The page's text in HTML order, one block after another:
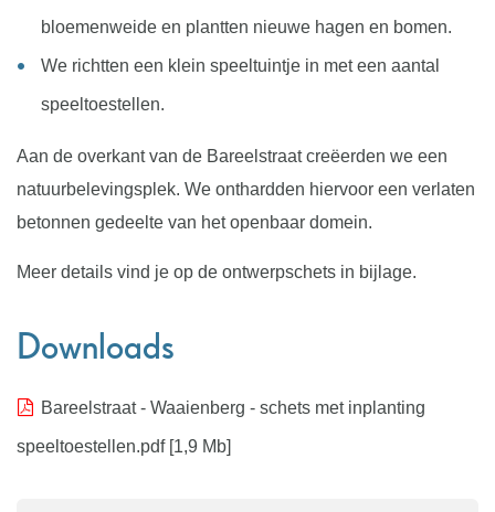
bloemenweide en plantten nieuwe hagen en bomen.
We richtten een klein speeltuintje in met een aantal
speeltoestellen.
Aan de overkant van de Bareelstraat creëerden we een
natuurbelevingsplek. We onthardden hiervoor een verlaten
betonnen gedeelte van het openbaar domein.
Meer details vind je op de ontwerpschets in bijlage.
Downloads
Bareelstraat - Waaienberg - schets met inplanting
speeltoestellen.pdf 1,9 Mb